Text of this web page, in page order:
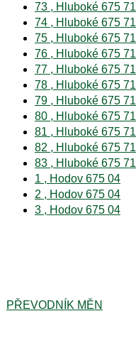
73 , Hluboké 675 71
74 , Hluboké 675 71
75 , Hluboké 675 71
76 , Hluboké 675 71
77 , Hluboké 675 71
78 , Hluboké 675 71
79 , Hluboké 675 71
80 , Hluboké 675 71
81 , Hluboké 675 71
82 , Hluboké 675 71
83 , Hluboké 675 71
1 , Hodov 675 04
2 , Hodov 675 04
3 , Hodov 675 04
PŘEVODNÍK MĚN